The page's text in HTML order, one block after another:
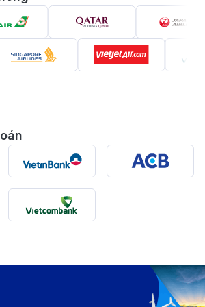
nước Mỹ. Hãy theo chân cùng
bài viết bên dưới nhé!
– Thành phố không ngủ với vẻ
nhịp sống sôi động (Ảnh: Internet)
New York - Thành phố